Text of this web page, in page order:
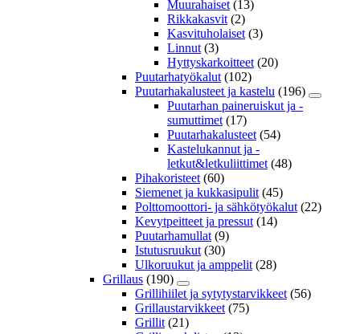
Muurahaiset (13)
Rikkakasvit (2)
Kasvituholaiset (3)
Linnut (3)
Hyttyskarkoitteet (20)
Puutarhatyökalut (102)
Puutarhakalusteet ja kastelu (196)
Puutarhan paineruiskut ja -
sumuttimet (17)
Puutarhakalusteet (54)
Kastelukannut ja -
letkut&letkuliittimet (48)
Pihakoristeet (60)
Siemenet ja kukkasipulit (45)
Polttomoottori- ja sähkötyökalut (22)
Kevytpeitteet ja pressut (14)
Puutarhamullat (9)
Istutusruukut (30)
Ulkoruukut ja amppelit (28)
Grillaus (190)
Grillihiilet ja sytytystarvikkeet (56)
Grillaustarvikkeet (75)
Grillit (21)